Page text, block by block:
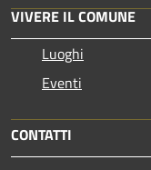
VIVERE IL COMUNE
Luoghi
Eventi
CONTATTI